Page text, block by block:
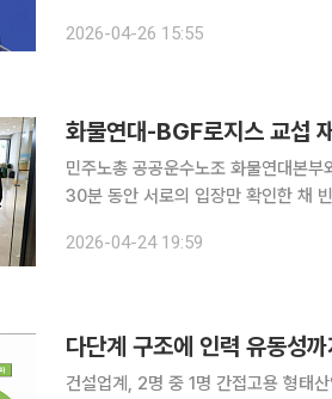
2026-04-26 15:55
화물연대-BGF로지스 교섭
민주노총 공공운수노조 화물연대본
30분 동안 서로의 입장만 확인한 채
다. BGF로지스는 CU를 운영하는
2026-04-24 19:59
건설업계, 2명 중 1명 간접고용 형태